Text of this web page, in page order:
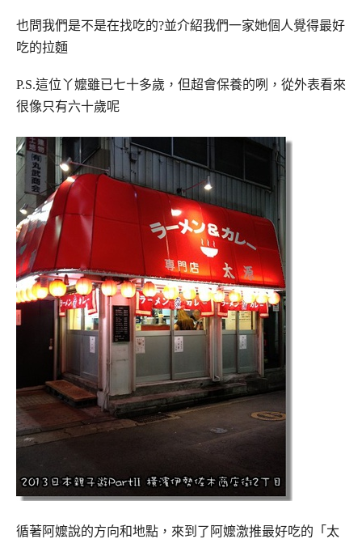
也問我們是不是在找吃的?並介紹我們一家她個人覺得最好
吃的拉麵
P.S.這位丫嬤雖已七十多歲，但超會保養的咧，從外表看來
很像只有六十歲呢
循著阿嬤說的方向和地點，來到了阿嬤激推最好吃的「太